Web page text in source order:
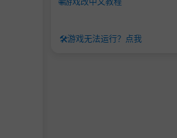
🛠️游戏无法运行？点我